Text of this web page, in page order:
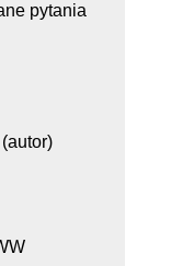
pytania